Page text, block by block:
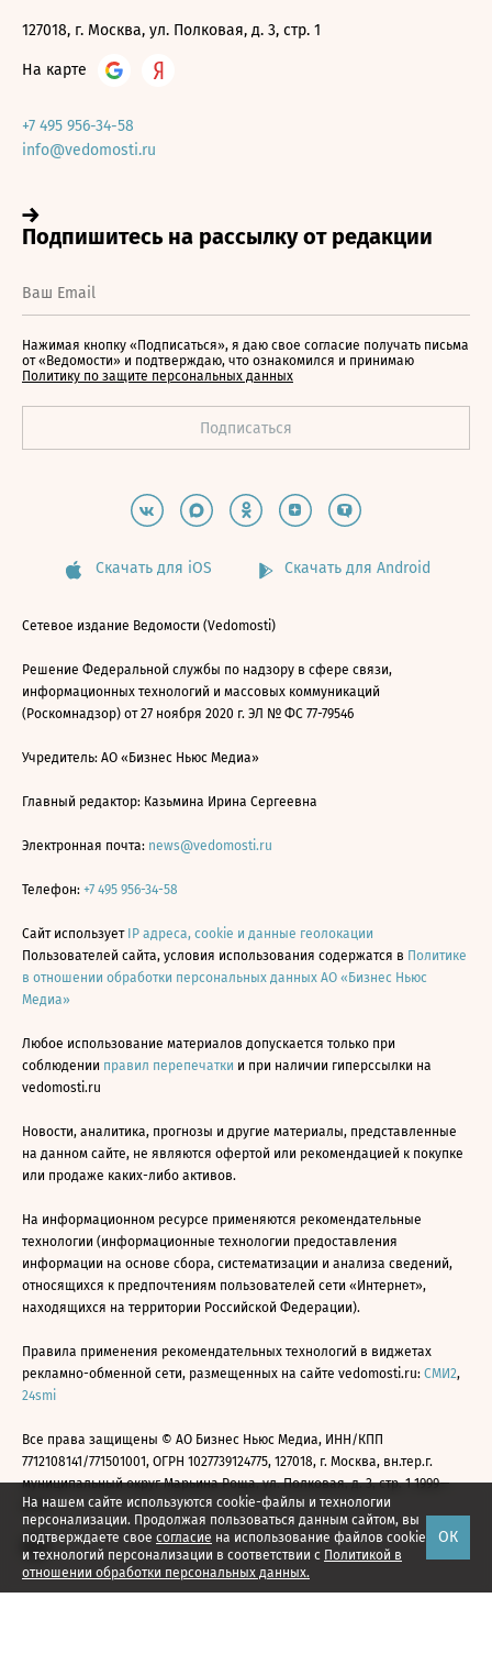
На нашем сайте используются cookie-файлы и технологии
персонализации. Продолжая пользоваться данным сайтом, вы
подтверждаете свое согласие на использование файлов cookie
и технологий персонализации в соответствии с Политикой в
отношении обработки персональных данных.
ОК
127018, г. Москва, ул. Полковая, д. 3, стр. 1
На карте
+7 495 956-34-58
info@vedomosti.ru
Нажимая кнопку «Подписаться», я даю свое согласие получать письма
от «Ведомости» и подтверждаю, что ознакомился и принимаю
Политику по защите персональных данных
Скачать для iOS Скачать для Android
Сетевое издание Ведомости (Vedomosti)
Решение Федеральной службы по надзору в сфере связи,
информационных технологий и массовых коммуникаций
(Роскомнадзор) от 27 ноября 2020 г. ЭЛ № ФС 77-79546
Учредитель: АО «Бизнес Ньюс Медиа»
Главный редактор: Казьмина Ирина Сергеевна
Электронная почта: news@vedomosti.ru
Телефон: +7 495 956-34-58
Сайт использует IP адреса, cookie и данные геолокации
Пользователей сайта, условия использования содержатся в Политике
в отношении обработки персональных данных АО «Бизнес Ньюс
Медиа»
Любое использование материалов допускается только при
соблюдении правил перепечатки и при наличии гиперссылки на
vedomosti.ru
Новости, аналитика, прогнозы и другие материалы, представленные
на данном сайте, не являются офертой или рекомендацией к покупке
или продаже каких-либо активов.
На информационном ресурсе применяются рекомендательные
технологии (информационные технологии предоставления
информации на основе сбора, систематизации и анализа сведений,
относящихся к предпочтениям пользователей сети «Интернет»,
находящихся на территории Российской Федерации).
Правила применения рекомендательных технологий в виджетах
рекламно-обменной сети, размещенных на сайте vedomosti.ru: СМИ2,
24smi
Все права защищены © АО Бизнес Ньюс Медиа, ИНН/КПП
7712108141/771501001, ОГРН 1027739124775, 127018, г. Москва, вн.тер.г.
муниципальный округ Марьина Роща, ул. Полковая, д. 3, стр. 1 1999—
2026